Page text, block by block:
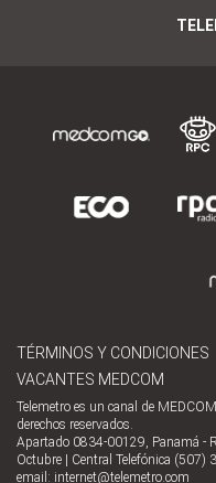
TÉRMINOS Y CONDICIONES
VACANTES MEDCOM
Telemetro es un canal de
derechos reservados.
Apartado 0834-00129, Panamá -
Octubre | Central Telefónica (507)
email: internet@telemetro.com